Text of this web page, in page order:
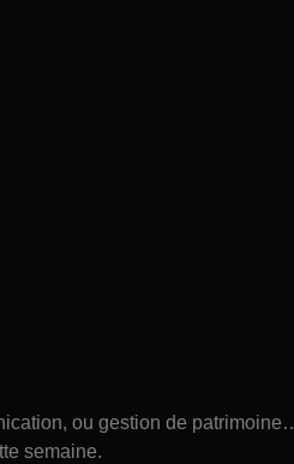
ou gestion de
semaine.